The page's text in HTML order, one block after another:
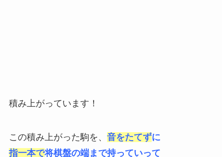
積み上がっています！
この積み上がった駒を、 音をたてずに
指一本で将棋盤の端まで持っていって